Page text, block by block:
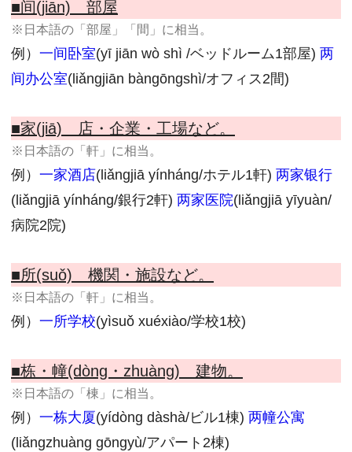
■间(jiān) 部屋
※日本語の「部屋」「間」に相当。
例） 一间卧室(yī jiān wò shì /ベッドルーム1部屋) 两
间办公室(liǎngjiān bàngōngshì/オフィス2間)
■家(jiā) 店・企業・工場など。
※日本語の「軒」に相当。
例） 一家酒店(liǎngjiā yínháng/ホテル1軒) 两家银行
(liǎngjiā yínháng/銀行2軒) 两家医院(liǎngjiā yīyuàn/
病院2院)
■所(suǒ) 機関・施設など。
※日本語の「軒」に相当。
例） 一所学校(yìsuǒ xuéxiào/学校1校)
■栋・幢(dòng・zhuàng) 建物。
※日本語の「棟」に相当。
例） 一栋大厦(yídòng dàshà/ビル1棟) 两幢公寓
(liǎngzhuàng gōngyù/アパート2棟)